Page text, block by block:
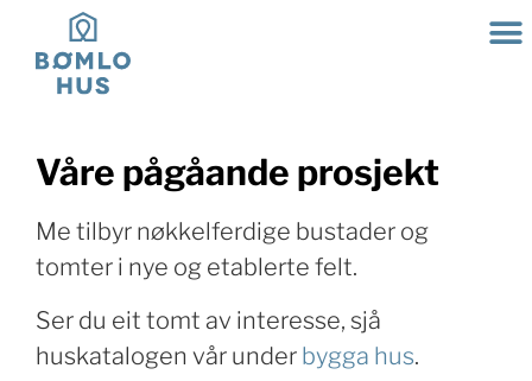
Våre pågåande prosjekt
Me tilbyr nøkkelferdige bustader og
tomter i nye og etablerte felt.
Ser du eit tomt av interesse, sjå
huskatalogen vår under bygga hus.